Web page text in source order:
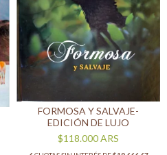
FORMOSA Y SALVAJE-
EDICIÓN DE LUJO
$118.000ARS